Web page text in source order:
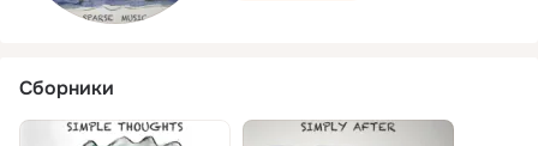
Сборники